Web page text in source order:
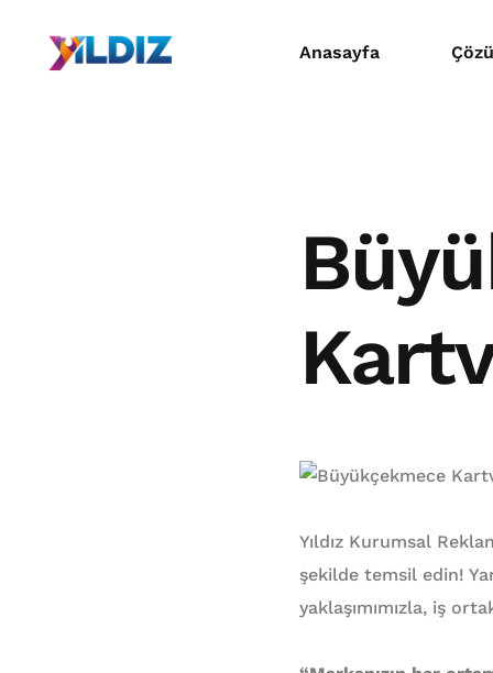
Anasayfa
Yıldız Kurumsal
şekilde temsil edin!
yaklaşımımızla, iş